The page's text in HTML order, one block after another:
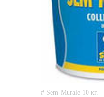
# Sem-Murale 10 кг.